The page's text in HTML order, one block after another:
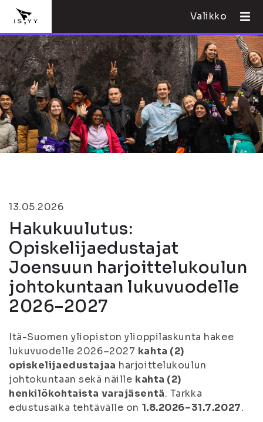
Valikko
13.05.2026
Hakukuulutus:
Opiskelijaedustajat
Joensuun harjoittelukoulun
johtokuntaan lukuvuodelle
2026–2027
Itä-Suomen yliopiston ylioppilaskunta hakee
lukuvuodelle 2026–2027 kahta (2)
opiskelijaedustajaa harjoittelukoulun
johtokuntaan sekä näille kahta (2)
henkilökohtaista varajäsentä. Tarkka
edustusaika tehtävälle on 1.8.2026–31.7.2027.